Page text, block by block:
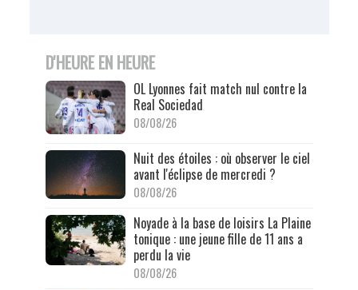
D'HEURE EN HEURE
OL Lyonnes fait match nul contre la
Real Sociedad
08/08/26
Nuit des étoiles : où observer le ciel
avant l'éclipse de mercredi ?
08/08/26
Noyade à la base de loisirs La Plaine
tonique : une jeune fille de 11 ans a
perdu la vie
08/08/26